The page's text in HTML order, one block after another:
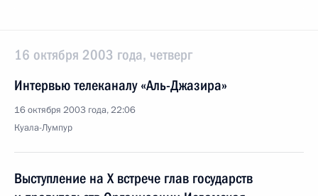
16 октября 2003 года, четверг
Интервью телеканалу «Аль-Джазира»
16 октября 2003 года, 22:06
Куала-Лумпур
Выступление на Х встрече глав государств